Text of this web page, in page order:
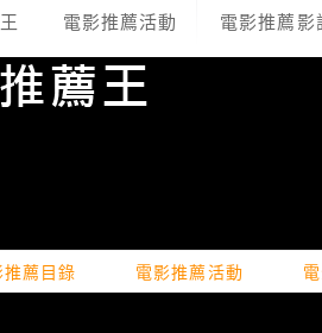
電影推薦活動 電影推薦影
推薦目錄 電影推薦活動